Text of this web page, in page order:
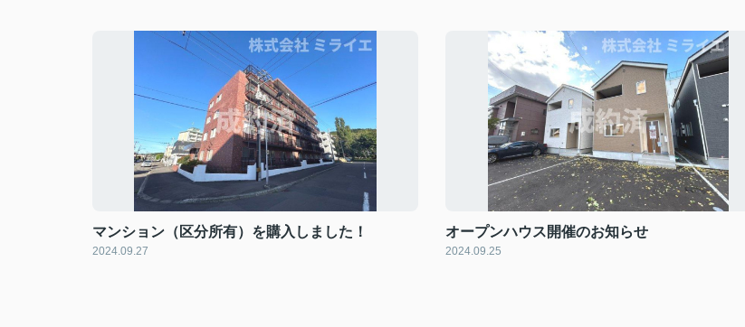
マンション（区分所有）を購入しました！
2024.09.27
オープンハウス開催のお知らせ
2024.09.25